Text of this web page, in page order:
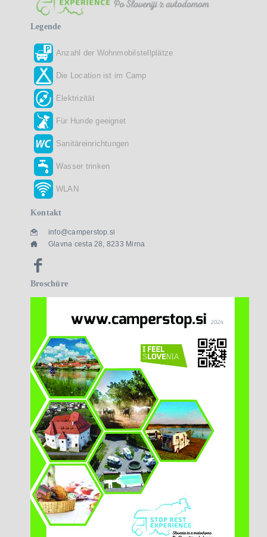
Legende
Anzahl der Wohnmobilstellplätze
Die Location ist im Camp
Elektrizität
Für Hunde geeignet
Sanitäreinrichtungen
Wasser trinken
WLAN
Kontakt
info@camperstop.si
Glavna cesta 28, 8233 Mirna
Broschüre